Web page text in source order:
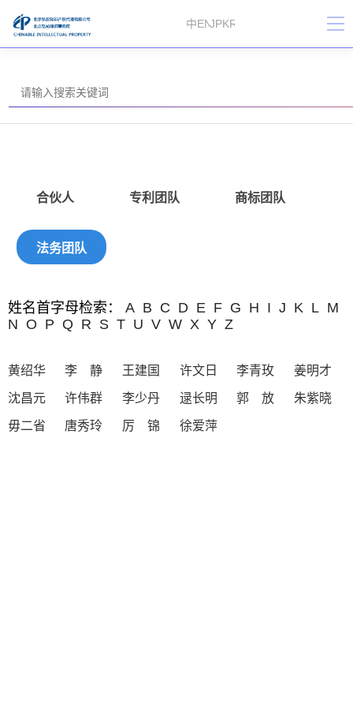
中ENJPKR
合伙人 专利团队 商标团队
法务团队
姓名首字母检索： A B C D E F G H I J K L M
N O P Q R S T U V W X Y Z
黄绍华 李 静 王建国 许文日 李青玫 姜明才
沈昌元 许伟群 李少丹 逯长明 郭 放 朱紫晓
毋二省 唐秀玲 厉 锦 徐爱萍